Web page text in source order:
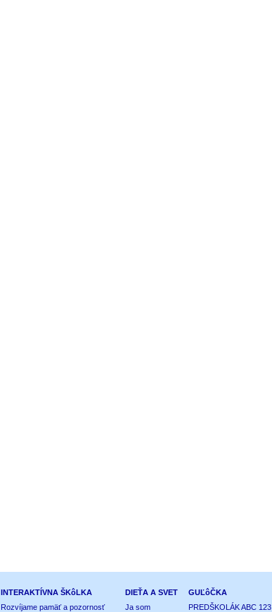
INTERAKTÍVNA ŠKôLKA
Rozvíjame pamäť a pozornosť
DIEŤA A SVET
Ja som
GUĽôČKA
PREDŠKOLÁK ABC 123